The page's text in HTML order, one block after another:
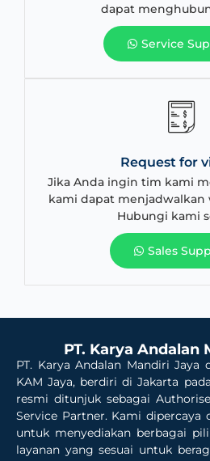
dapat
Service
Request for
Jika Anda ingin tim kami
kami dapat menjadwalkan
Hubungi kami
Sales
PT. Karya Andalan
PT. Karya Andalan Mandiri Jaya
KAM Jaya, berdiri di Jakarta
resmi ditunjuk sebagai
Service Partner. Kami dipercaya
untuk menyediakan berbagai
layanan yang sesuai untuk